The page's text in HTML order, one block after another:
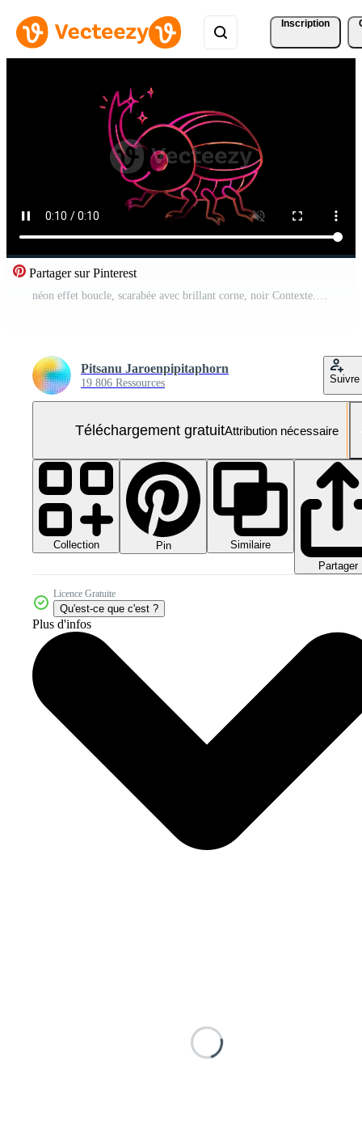
Inscription
Partager sur Pinterest
néon effet boucle, scarabée avec brillant corne, noir Contexte. Vidéo Gratuite
Pitsanu Jaroenpipitaphorn
19 806 Ressources Suivre
Téléchargement gratuitAttribution nécessaire
Collection Pin
Similaire
Partager
Licence Gratuite
Qu'est-ce que c'est ?
Plus d'infos